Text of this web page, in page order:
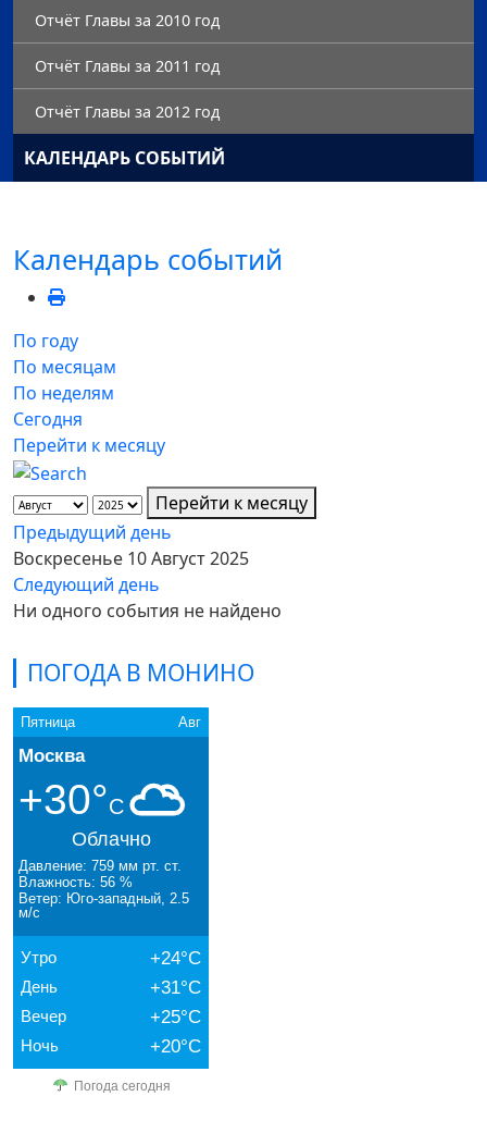
Отчёт Главы за 2010 год
Отчёт Главы за 2011 год
Отчёт Главы за 2012 год
КАЛЕНДАРЬ СОБЫТИЙ
ПОГОДА В МОНИНО
Пятница Авг
Москва
+30°C
Облачно
Давление: 759 мм рт. ст.
Влажность: 56 %
Ветер: Юго-западный, 2.5
м/с
Утро +24°C
День +31°C
Вечер +25°C
Ночь +20°C
Погода сегодня
Календарь событий
По году
По месяцам
По неделям
Сегодня
Перейти к месяцу
Перейти к месяцу
Предыдущий день
Воскресенье 10 Август 2025
Следующий день
Ни одного события не найдено